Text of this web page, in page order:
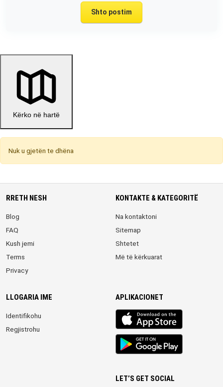
Shto postim
Kërko në hartë
Nuk u gjetën te dhëna
RRETH NESH
Blog
FAQ
Kush jemi
Terms
Privacy
KONTAKTE & KATEGORITË
Na kontaktoni
Sitemap
Shtetet
Më të kërkuarat
LLOGARIA IME
Identifikohu
Regjistrohu
APLIKACIONET
iOS
app
Android
App
LET’S GET SOCIAL